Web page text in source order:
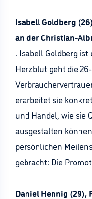
Isabell Goldberg
an der Christian-
. Isabell Goldberg
Herzblut geht die
erarbeitet sie
und Handel, wie sie
ausgestalten
persönlichen
gebracht: Die
Daniel Hennig (29),